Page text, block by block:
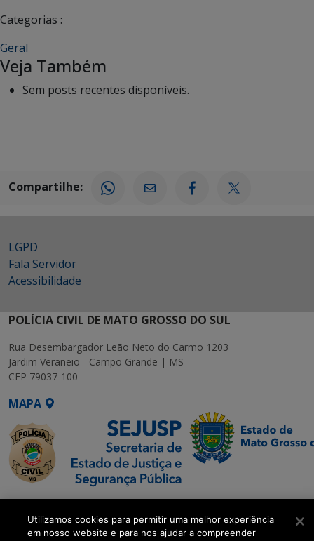
Categorias :
Geral
Veja Também
Sem posts recentes disponíveis.
Compartilhe:
LGPD
Fala Servidor
Acessibilidade
POLÍCIA CIVIL DE MATO GROSSO DO SUL
Rua Desembargador Leão Neto do Carmo 1203
Jardim Veraneio - Campo Grande | MS
CEP 79037-100
MAPA
SETDIG | Secretaria-
Executiva de
Transformação Digital
Utilizamos cookies para permitir uma melhor experiência
em nosso website e para nos ajudar a compreender